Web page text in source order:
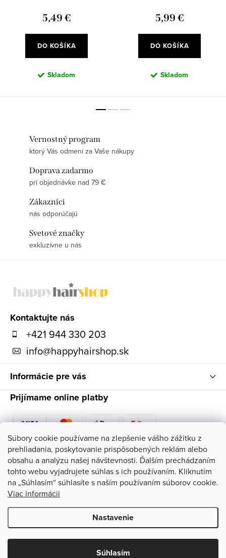
Súbory cookie používame na zlepšenie vášho zážitku z
prehliadania, poskytovanie prispôsobených reklám alebo
obsahu a analýzu našej návštevnosti. Ďalším prechádzaním
tohto webu vyjadrujete súhlas s ich používaním. Kliknutím
na „Súhlasím“ súhlasíte s naším používaním súborov cookie.
Viac informácii
Nastavenie
Súhlasím
5,49 €
DO KOŠÍKA
Skladom
5,99 €
DO KOŠÍKA
Skladom
Vernostný program
ktorý Vás odmení za Vaše nákupy
Doprava zadarmo
pri objednávke nad 79 €
Zákazníci
nás odporúčajú
Svetové značky
exkluzívne u nás
Kontaktujte nás
+421 944 330 203
info@happyhairshop.sk
Informácie pre vás
Prijímame online platby
Sledujte nás
Copyright 2026HappyHairShop. Všetky práva vyhradené.Upraviť
nastavenie cookies